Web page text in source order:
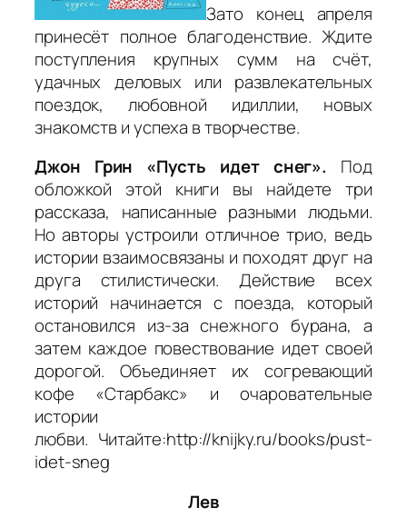
Зато конец апреля
принесёт полное благоденствие. Ждите
поступления крупных сумм на счёт,
удачных деловых или развлекательных
поездок, любовной идиллии, новых
знакомств и успеха в творчестве.
Джон Грин «Пусть идет снег». Под
обложкой этой книги вы найдете три
рассказа, написанные разными людьми.
Но авторы устроили отличное трио, ведь
истории взаимосвязаны и походят друг на
друга стилистически. Действие всех
историй начинается с поезда, который
остановился из-за снежного бурана, а
затем каждое повествование идет своей
дорогой. Объединяет их согревающий
кофе «Старбакс» и очаровательные
истории
любви. Читайте:http://knijky.ru/books/pust-
idet-sneg
Лев